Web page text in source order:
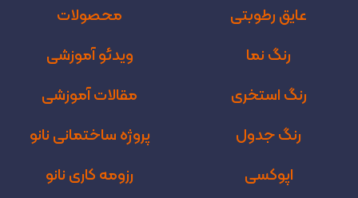
عایق رطوبتی
رنگ نما
رنگ استخری
رنگ جدول
اپوکسی
محصولات
ویدئو آموزشی
مقالات آموزشی
پروژه‌ ساختمانی نانو
رزومه کاری نانو